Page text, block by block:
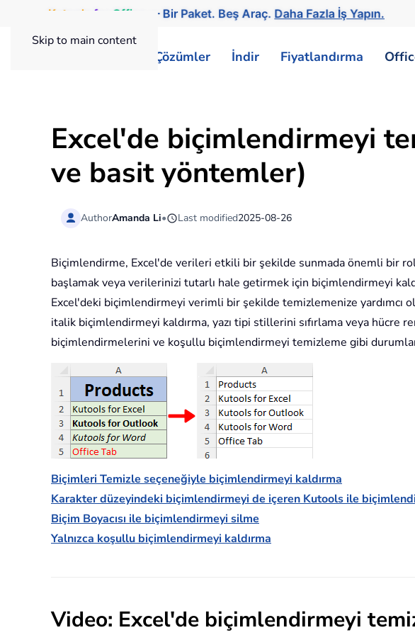
Skip to main content
Kutools for Office — Bir Paket. Beş Araç.Daha Fazla İş Yapın.
Çözümler İndir Fiyatlandırma
Excel'de biçimlendirmeyi
ve basit yöntemler)
AuthorAmanda Li• Last modified2025-08-26
Biçimlendirme, Excel'de verileri etkili bir şekilde sunmada önemli bir
başlamak veya verilerinizi tutarlı hale getirmek için biçimlendirmeyi
Excel'deki biçimlendirmeyi verimli bir şekilde temizlemenize yardımcı
italik biçimlendirmeyi kaldırma, yazı tipi stillerini sıfırlama veya hücre
biçimlendirmelerini ve koşullu biçimlendirmeyi temizleme gibi
Biçimleri Temizle seçeneğiyle biçimlendirmeyi kaldırma
Karakter düzeyindeki biçimlendirmeyi de içeren Kutools ile
Biçim Boyacısı ile biçimlendirmeyi silme
Yalnızca koşullu biçimlendirmeyi kaldırma
Video: Excel'de biçimlendirmeyi